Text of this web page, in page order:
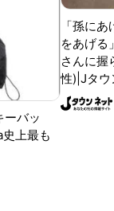
ーバッ
上最も
「孫に
をあげる
さんに握
性)|Jタウ